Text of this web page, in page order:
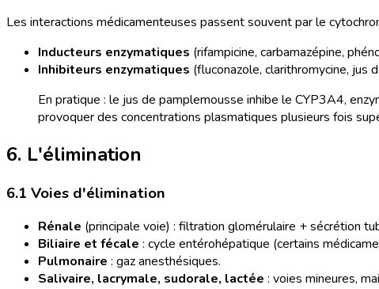
Les interactions médicamenteuses passent souvent par le
Inducteurs enzymatiques (rifampicine, carbamazépine,
Inhibiteurs enzymatiques (fluconazole, clarithromycine,
En pratique : le jus de pamplemousse inhibe le CYP3A4,
provoquer des concentrations plasmatiques plusieurs fois
6. L'élimination
6.1 Voies d'élimination
Rénale (principale voie) : filtration glomérulaire + sécrétion
Biliaire et fécale : cycle entérohépatique (certains
Pulmonaire : gaz anesthésiques.
Salivaire, lacrymale, sudorale, lactée : voies mineures,